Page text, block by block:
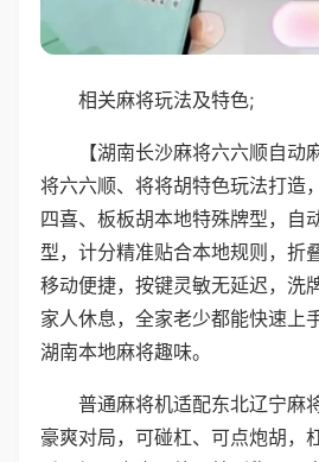
相关麻将玩法及特色;
【湖南长沙麻将六六顺自动
将六六顺、将将胡特色玩法打造
四喜、板板胡本地特殊牌型，自
型，计分精准贴合本地规则，折
移动便捷，按键灵敏无延迟，洗
家人休息，全家老少都能快速上
湖南本地麻将趣味。
普通麻将机适配东北辽宁麻
豪爽对局，可碰杠、可点炮胡，